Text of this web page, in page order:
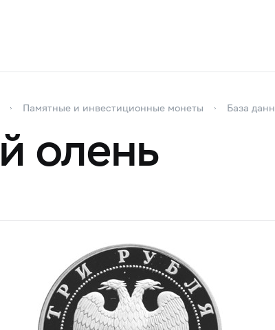
Памятные и инвестиционные монеты База
олень